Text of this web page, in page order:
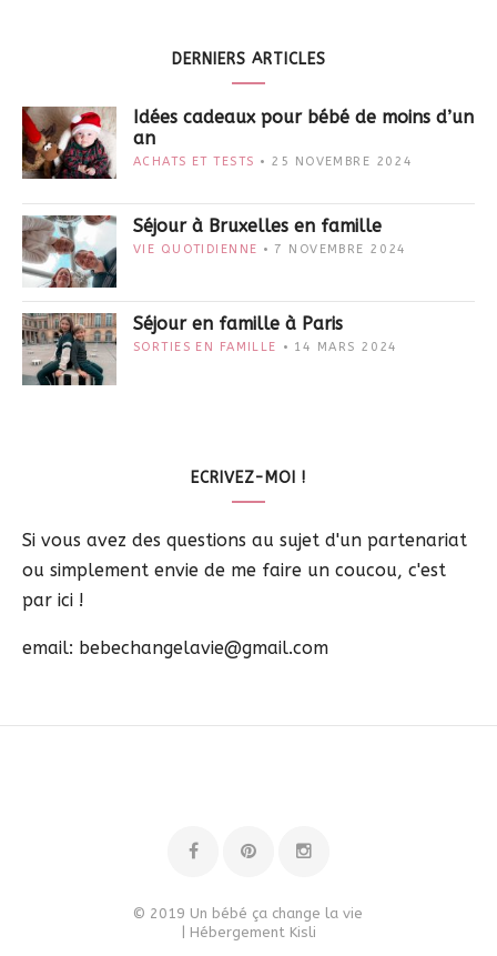
DERNIERS ARTICLES
Idées cadeaux pour bébé de moins d’un
an
ACHATS ET TESTS 25 NOVEMBRE 2024
Séjour à Bruxelles en famille
VIE QUOTIDIENNE 7 NOVEMBRE 2024
Séjour en famille à Paris
SORTIES EN FAMILLE 14 MARS 2024
ECRIVEZ-MOI !
Si vous avez des questions au sujet d'un partenariat
ou simplement envie de me faire un coucou, c'est
par ici !
email: bebechangelavie@gmail.com
© 2019 Un bébé ça change la vie
| Hébergement Kisli